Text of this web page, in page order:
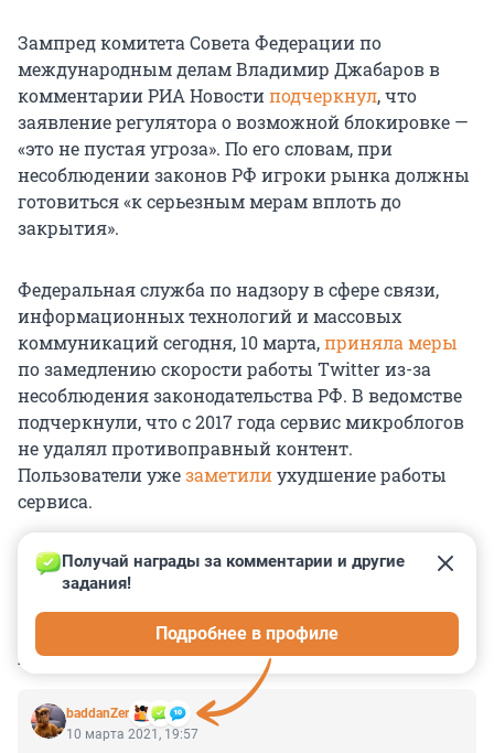
Зампред комитета Совета Федерации по
международным делам Владимир Джабаров в
комментарии РИА Новостиподчеркнул, что
заявление регулятора о возможной блокировке —
«это не пустая угроза». По его словам, при
несоблюдении законов РФ игроки рынка должны
готовиться «к серьезным мерам вплоть до
закрытия».
Федеральная служба по надзору в сфере связи,
информационных технологий и массовых
коммуникаций сегодня, 10 марта,приняла меры
по замедлению скорости работы Twitter из-за
несоблюдения законодательства РФ. В ведомстве
подчеркнули, что с 2017 года сервис микроблогов
не удалял противоправный контент.
Пользователи ужезаметилиухудшение работы
сервиса.
КОММЕНТАРИИ 16
baddanZer
Получай награды за комментарии и другие
задания!
Подробнее в профиле
10 марта 2021, 19:57